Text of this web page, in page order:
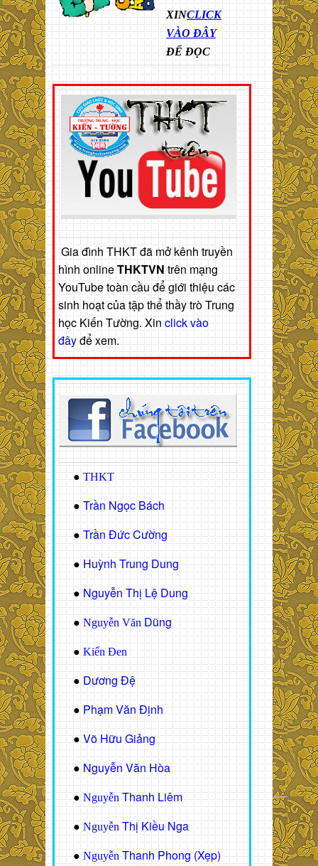
XINCLICK
VÀO ĐÂY
ĐỂ ĐỌC
Gia đình THKT đã mở kênh truyền
hình onlineTHKTVN trên mạng
YouTube toàn cầu để giới thiệu các
sinh hoạt của tập thể thầy trò Trung
học Kiến Tường. Xin click vào
đâyđể xem.
● THKT
● Trần Ngọc Bách
● Trần Đức Cường
● Huỳnh Trung Dung
● Nguyễn Thị Lệ Dung
● Nguyễn Văn Dũng
● Kiến Đen
● Dương Đệ
● Phạm Văn Định
● Võ Hữu Giảng
● Nguyễn Văn Hòa
● Nguyễn Thanh Liêm
● Nguyễn Thị Kiều Nga
● Nguyễn Thanh Phong (Xẹp)